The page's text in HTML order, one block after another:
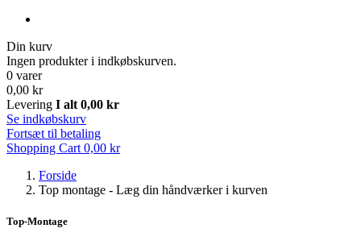
Din kurv
Ingen produkter i indkøbskurven.
0 varer
0,00 kr
Levering I alt 0,00 kr
Se indkøbskurv
Fortsæt til betaling
Shopping Cart 0,00 kr
Forside
Top montage - Læg din håndværker i kurven
Top-Montage